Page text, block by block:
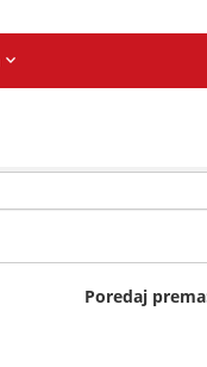
Poredaj prema